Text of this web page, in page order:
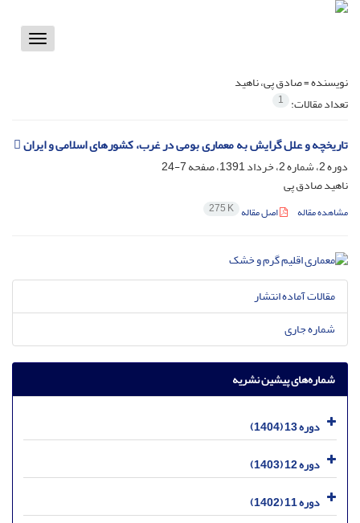
Toggle
نویسنده =صادق پی، ناهید
تعداد مقالات: 1
تاریخچه و علل گرایش به معماری بومی در غرب، کشورهای اسلامی و ایران 
دوره 2، شماره 2، خرداد 1391، صفحه
7-24
ناهید صادق پی
مشاهده مقاله اصل مقاله 275 K
مقالات آماده انتشار
شماره جاری
شماره‌های پیشین نشریه
دوره 13 (1404)
دوره 12 (1403)
دوره 11 (1402)